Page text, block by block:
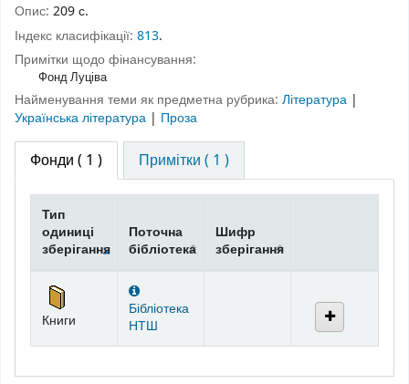
Опис: 209 с.
Індекс класифікації: 813.
Примітки щодо фінансування:
Фонд Луціва
Найменування теми як предметна рубрика: Література |
Українська література | Проза
Фонди ( 1 ) Примітки ( 1 )
Фонди
Тип
одиниці
зберігання
Поточна
бібліотека
Шифр
зберігання
Книги
Бібліотека
НТШ